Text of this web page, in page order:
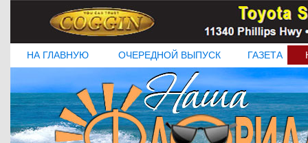
НА ГЛАВНУЮ ОЧЕРЕДНОЙ ВЫПУСК ГАЗЕТА